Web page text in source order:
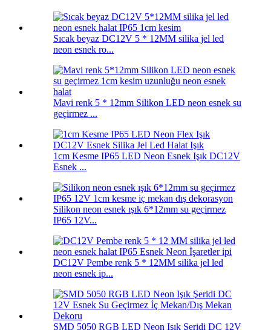
Sıcak beyaz DC12V 5 * 12MM silika jel led
neon esnek ro...
Mavi renk 5 * 12mm Silikon LED neon esnek su
geçirmez ...
1cm Kesme IP65 LED Neon Esnek Işık DC12V
Esnek ...
Silikon neon esnek ışık 6*12mm su geçirmez
IP65 12V...
DC12V Pembe renk 5 * 12MM silika jel led
neon esnek ip...
SMD 5050 RGB LED Neon Işık Şeridi DC 12V